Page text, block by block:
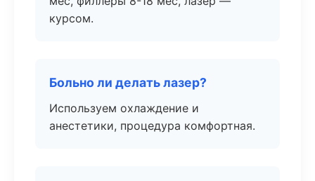
курсом.
Больно ли делать лазер?
Используем охлаждение и
анестетики, процедура комфортная.